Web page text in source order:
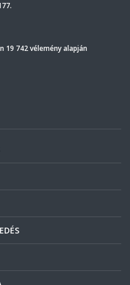
19 742 vélemény alapján